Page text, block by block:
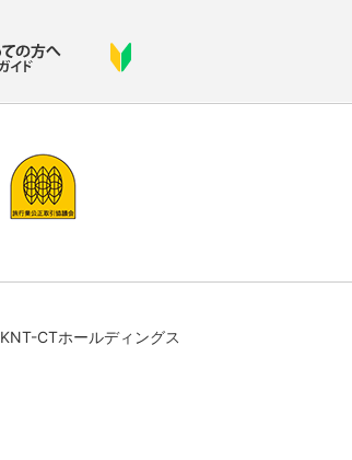
KNT-CTホールディングス